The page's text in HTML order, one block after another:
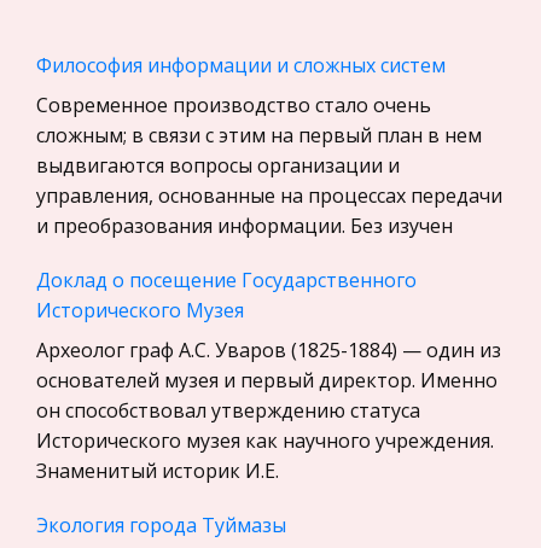
Искусство, Культура, Литература
Компьютерные сети
Материаловедение
Авиация
Программирование, Базы данных
Бухгалтерский учет
История
Уголовное право
Экскурсии и туризм
Маркетинг, товароведение, реклама
Социология
Философия информации и сложных систем
Современное производство стало очень
сложным; в связи с этим на первый план в нем
выдвигаются вопросы организации и
управления, основанные на процессах передачи
и преобразования информации. Без изучен
Доклад о посещение Государственного
Исторического Музея
Археолог граф А.С. Уваров (1825-1884) — один из
основателей музея и первый директор. Именно
он способствовал утверждению статуса
Исторического музея как научного учреждения.
Знаменитый историк И.Е.
Экология города Туймазы